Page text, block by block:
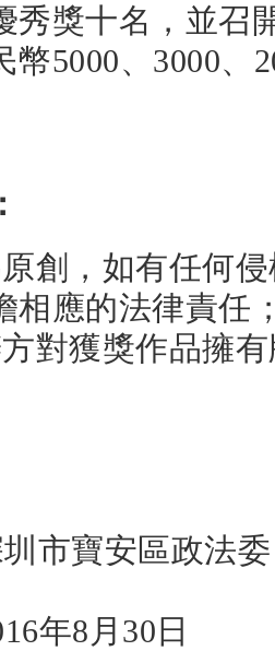
秀獎十名，並召
5000、3000、
創，如有任何
相應的法律責任
對獲獎作品擁
區政法委（
月30日